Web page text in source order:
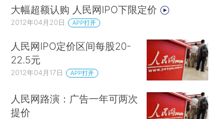
大幅超额认购 人民网IPO下限定价
2012年04月20日 APP打开
人民网IPO定价区间每股20-
22.5元
2012年04月17日 APP打开
人民网路演：广告一年可两次
提价